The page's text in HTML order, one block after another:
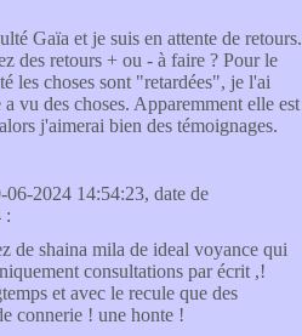
Gaïa et je suis en attente de retours.
des retours + ou - à faire ? Pour le
les choses sont "retardées", je l'ai
vu des choses. Apparemment elle est
j'aimerai bien des témoignages.
06-2024 14:54:23, date de
:
de shaina mila de ideal voyance qui
consultations par écrit ,!
et avec le recule que des
connerie ! une honte !